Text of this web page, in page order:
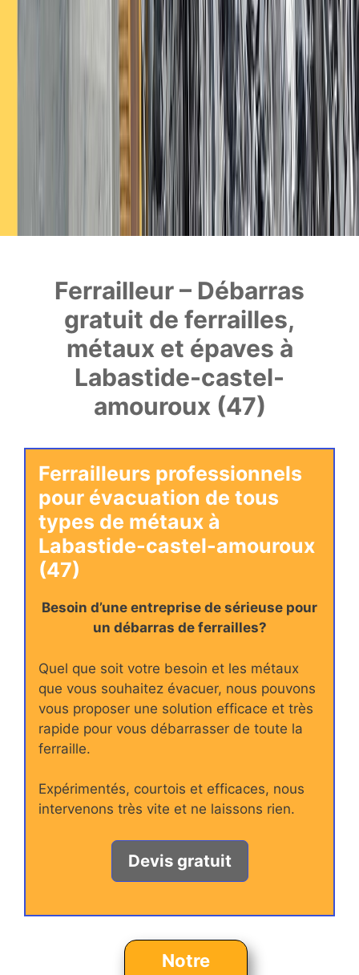
Ferrailleur – Débarras
gratuit de ferrailles,
métaux et épaves à
Labastide-castel-
amouroux (47)
Ferrailleurs professionnels
pour évacuation de tous
types de métaux à
Labastide-castel-amouroux
(47)
Besoin d’une entreprise de sérieuse pour
un débarras de ferrailles?
Quel que soit votre besoin et les métaux
que vous souhaitez évacuer, nous pouvons
vous proposer une solution efficace et très
rapide pour vous débarrasser de toute la
ferraille.
Expérimentés, courtois et efficaces, nous
intervenons très vite et ne laissons rien.
Devis gratuit
Notre